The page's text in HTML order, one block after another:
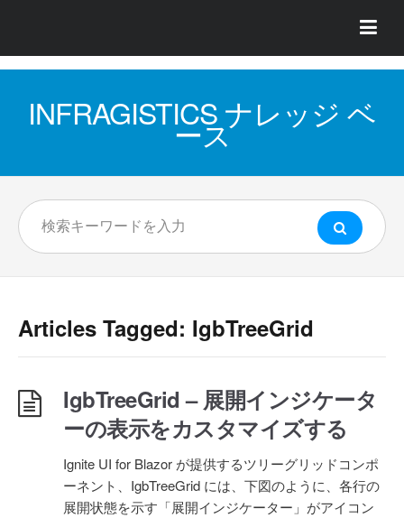
INFRAGISTICS ナレッジ ベ
ース
Articles Tagged: IgbTreeGrid
IgbTreeGrid – 展開インジケータ
ーの表示をカスタマイズする
Ignite UI for Blazor が提供するツリーグリッドコンポ
ーネント、IgbTreeGrid には、下図のように、各行の
展開状態を示す「展開インジケーター」がアイコン